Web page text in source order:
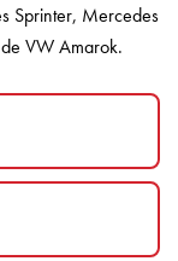
Sprinter, Mercedes
VW Amarok.